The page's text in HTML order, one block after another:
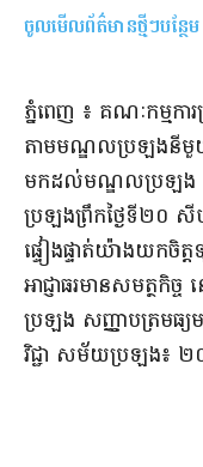
ចូលមើលព័ត៌មានថ្មីៗបន្ថែម
ភ្នំពេញ​ ៖ ​គណៈកម្មក
តាម​មណ្ឌល​ប្រឡង​នី
មកដល់​មណ្ឌល​ប្រឡង
ប្រឡង​ព្រឹក​ថ្ងៃទី​២០
ផ្ទៀងផ្ទាត់​យ៉ាង​យក
អាជ្ញា​ធរមាន​សមត្ថកិ
ប្រឡង សញ្ញាបត្រ​ម
វិជ្ជា សម័យ​ប្រឡង​៖